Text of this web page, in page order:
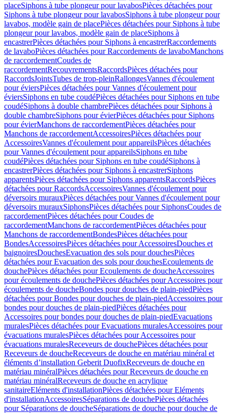
placeSiphons à tube plongeur pour lavabosPièces détachées pour
Siphons à tube plongeur pour lavabosSiphons à tube plongeur pour
lavabos, modèle gain de placePièces détachées pour Siphons à tube
plongeur pour lavabos, modèle gain de placeSiphons à
encastrerPièces détachées pour Siphons à encastrerRaccordements
de lavaboPièces détachées pour Raccordements de lavaboManchons
de raccordementCoudes de
raccordementRecouvrementsRaccordsPièces détachées pour
RaccordsJointsTubes de trop-pleinRallongesVannes d'écoulement
pour éviersPièces détachées pour Vannes d'écoulement pour
éviersSiphons en tube coudéPièces détachées pour Siphons en tube
coudéSiphons à double chambrePièces détachées pour Siphons à
double chambreSiphons pour évierPièces détachées pour Siphons
pour évierManchons de raccordementPièces détachées pour
Manchons de raccordementAccessoiresPièces détachées pour
AccessoiresVannes d'écoulement pour appareilsPièces détachées
pour Vannes d'écoulement pour appareilsSiphons en tube
coudéPièces détachées pour Siphons en tube coudéSiphons à
encastrerPièces détachées pour Siphons à encastrerSiphons
apparentsPièces détachées pour Siphons apparentsRaccordsPièces
détachées pour RaccordsAccessoiresVannes d'écoulement pour
déversoirs murauxPièces détachées pour Vannes d'écoulement pour
déversoirs murauxSiphonsPièces détachées pour SiphonsCoudes de
raccordementPièces détachées pour Coudes de
raccordementManchons de raccordementPièces détachées pour
Manchons de raccordementBondesPièces détachées pour
BondesAccessoiresPièces détachées pour AccessoiresDouches et
baignoiresDouchesEvacuation des sols pour douchesPièces
détachées pour Evacuation des sols pour douchesEcoulements de
douchePièces détachées pour Ecoulements de doucheAccessoires
pour écoulements de douchePièces détachées pour Accessoires pour
écoulements de doucheBondes pour douches de plain-piedPièces
détachées pour Bondes pour douches de plain-piedAccessoires pour
bondes pour douches de plain-piedPièces détachées pour
Accessoires pour bondes pour douches de plain-piedEvacuations
muralesPièces détachées pour Evacuations muralesAccessoires pour
évacuations muralesPièces détachées pour Accessoires pour
évacuations muralesReceveurs de douchePièces détachées pour
Receveurs de doucheReceveurs de douche en matériau minéral et
éléments d’installation Geberit DuofixReceveurs de douche en
matériau minéralPièces détachées pour Receveurs de douche en
matériau minéralReceveurs de douche en acrylique
sanitaireEléments d'installationPièces détachées pour Eléments
d'installationAccessoiresSéparations de douchePièces détachées
pour Séparations de doucheSéparations de douche pour douche de